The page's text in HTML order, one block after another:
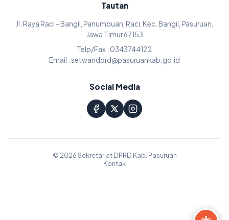
Tautan
Jl. Raya Raci - Bangil, Panumbuan, Raci, Kec. Bangil, Pasuruan,
Jawa Timur 67153
Telp/Fax : 0343744122
Email : setwandprd@pasuruankab.go.id
Social Media
© 2026 Sekretariat DPRD Kab. Pasuruan
Kontak